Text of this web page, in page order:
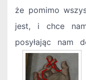
że pomimo
jest, i chce
posyłając nam